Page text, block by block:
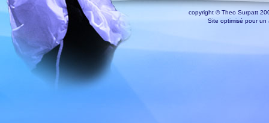
copyright © Theo Surpatt
Site optimisé pour